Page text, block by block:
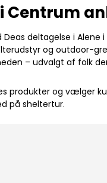
Centrum
Deas deltagelse iAlene
og outdoor-
– udvalgt af folk
produkter og vælger
på sheltertur.